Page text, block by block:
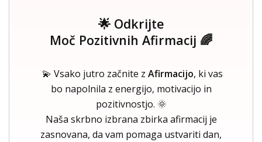
🌟 Odkrijte
Moč Pozitivnih Afirmacij 🌈
💫 Vsako jutro začnite z Afirmacijo, ki vas
bo napolnila z energijo, motivacijo in
pozitivnostjo. 🌞
Naša skrbno izbrana zbirka afirmacij je
zasnovana, da vam pomaga ustvariti dan,